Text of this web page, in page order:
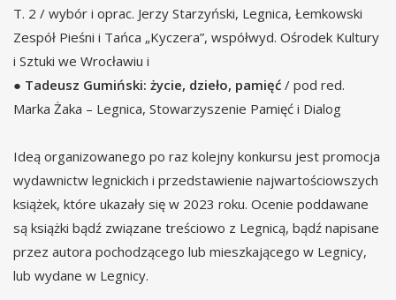
T. 2 / wybór i oprac. Jerzy Starzyński, Legnica, Łemkowski
Zespół Pieśni i Tańca „Kyczera”, współwyd. Ośrodek Kultury
i Sztuki we Wrocławiu i
● Tadeusz Gumiński: życie, dzieło, pamięć / pod red.
Marka Żaka – Legnica, Stowarzyszenie Pamięć i Dialog
Ideą organizowanego po raz kolejny konkursu jest promocja
wydawnictw legnickich i przedstawienie najwartościowszych
książek, które ukazały się w 2023 roku. Ocenie poddawane
są książki bądź związane treściowo z Legnicą, bądź napisane
przez autora pochodzącego lub mieszkającego w Legnicy,
lub wydane w Legnicy.